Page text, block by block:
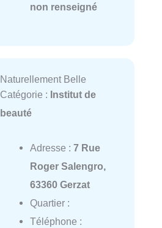
non renseigné
Naturellement Belle
Catégorie : Institut de
beauté
Adresse : 7 Rue
Roger Salengro,
63360 Gerzat
Quartier :
Téléphone :